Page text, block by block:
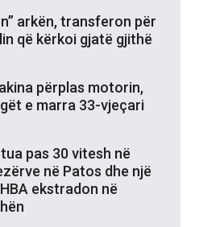
arkën, transferon për
që kërkoi gjatë gjithë
përplas motorin,
e marra 33-vjeçari
pas 30 vitesh në
në Patos dhe një
ekstradon në